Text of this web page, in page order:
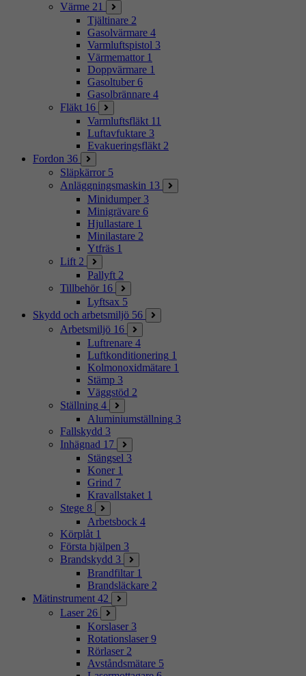
Värme 21
Tjältinare 2
Gasolvärmare 4
Varmluftspistol 3
Värmemattor 1
Doppvärmare 1
Gasoltuber 6
Gasolbrännare 4
Fläkt 16
Varmluftsfläkt 11
Luftavfuktare 3
Evakueringsfläkt 2
Fordon 36
Släpkärror 5
Anläggningsmaskin 13
Minidumper 3
Minigrävare 6
Hjullastare 1
Minilastare 2
Ytfräs 1
Lift 2
Pallyft 2
Tillbehör 16
Lyftsax 5
Skydd och arbetsmiljö 56
Arbetsmiljö 16
Luftrenare 4
Luftkonditionering 1
Kolmonoxidmätare 1
Stämp 3
Väggstöd 2
Ställning 4
Aluminiumställning 3
Fallskydd 3
Inhägnad 17
Stängsel 3
Koner 1
Grind 7
Kravallstaket 1
Stege 8
Arbetsbock 4
Körplåt 1
Första hjälpen 3
Brandskydd 3
Brandfiltar 1
Brandsläckare 2
Mätinstrument 42
Laser 26
Korslaser 3
Rotationslaser 9
Rörlaser 2
Avståndsmätare 5